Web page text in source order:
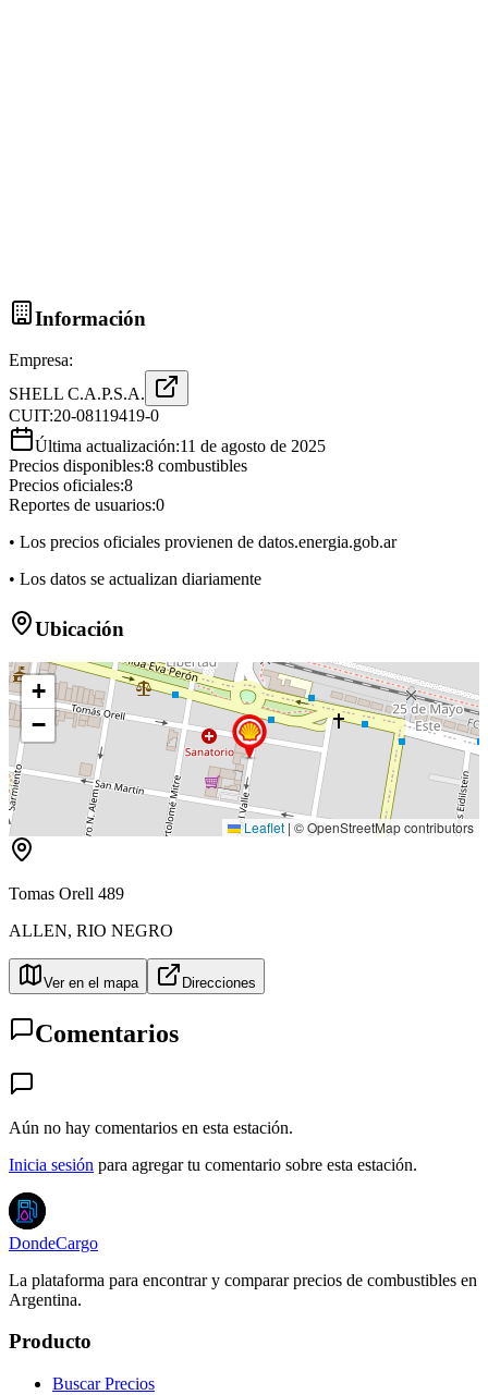
Información
Empresa:
SHELL C.A.P.S.A.
CUIT:20-08119419-0
Última actualización:11 de agosto de 2025
Precios disponibles:8 combustibles
Precios oficiales:8
Reportes de usuarios:0
• Los precios oficiales provienen de datos.energia.gob.ar
• Los datos se actualizan diariamente
Ubicación
+
−
Leaflet | © OpenStreetMap contributors
Tomas Orell 489
ALLEN, RIO NEGRO
Ver en el mapa Direcciones
Comentarios
Aún no hay comentarios en esta estación.
Inicia sesión para agregar tu comentario sobre esta estación.
DondeCargo
La plataforma para encontrar y comparar precios de combustibles en
Argentina.
Producto
Buscar Precios